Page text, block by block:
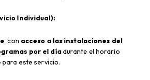
Individual):
, con acceso a las instalaciones del
por el díadurante el horario
para este servicio.